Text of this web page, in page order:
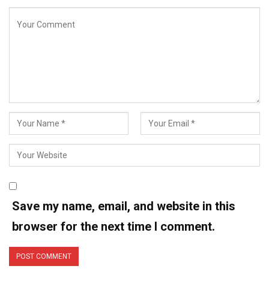
Save my name, email, and website in this
browser for the next time I comment.